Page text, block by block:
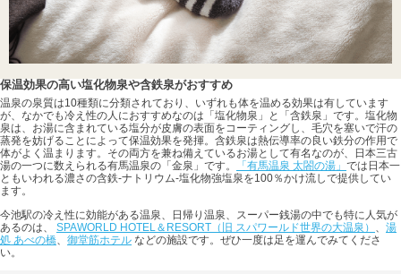
保温効果の高い塩化物泉や含鉄泉がおすすめ
温泉の泉質は10種類に分類されており、いずれも体を温める効果は有しています
が、なかでも冷え性の人におすすめなのは「塩化物泉」と「含鉄泉」です。塩化物
泉は、お湯に含まれている塩分が皮膚の表面をコーティングし、毛穴を塞いで汗の
蒸発を妨げることによって保温効果を発揮。含鉄泉は熱伝導率の良い鉄分の作用で
体がよく温まります。その両方を兼ね備えているお湯として有名なのが、日本三古
湯の一つに数えられる有馬温泉の「金泉」です。
「有馬温泉 太閤の湯」 では日本一
ともいわれる濃さの含鉄-ナトリウム-塩化物強塩泉を100％かけ流しで提供してい
ます。
今池駅の冷え性に効能がある温泉、日帰り温泉、スーパー銭湯の中でも特に人気が
あるのは、 SPAWORLD HOTEL＆RESORT（旧 スパワールド世界の大温泉） 、 湯
処 あべの橋、 御堂筋ホテル などの施設です。ぜひ一度は足を運んでみてくださ
い。